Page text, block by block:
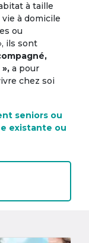
à taille
à domicile
ou
ils sont
a pour
chez soi
seniors ou
existante ou